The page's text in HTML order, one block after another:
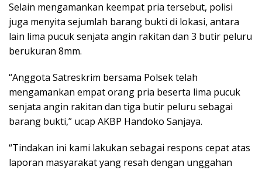
Selain mengamankan keempat pria tersebut, polisi
juga menyita sejumlah barang bukti di lokasi, antara
lain lima pucuk senjata angin rakitan dan 3 butir peluru
berukuran 8mm.
“Anggota Satreskrim bersama Polsek telah
mengamankan empat orang pria beserta lima pucuk
senjata angin rakitan dan tiga butir peluru sebagai
barang bukti,” ucap AKBP Handoko Sanjaya.
“Tindakan ini kami lakukan sebagai respons cepat atas
laporan masyarakat yang resah dengan unggahan